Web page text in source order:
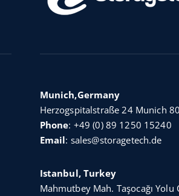
Munich,Germany
Herzogspitalstraße 24 Munich
Phone: +49 (0) 89 1250 15240
Email: sales@storagetech.de
Istanbul, Turkey
Mahmutbey Mah. Taşocağı Yolu